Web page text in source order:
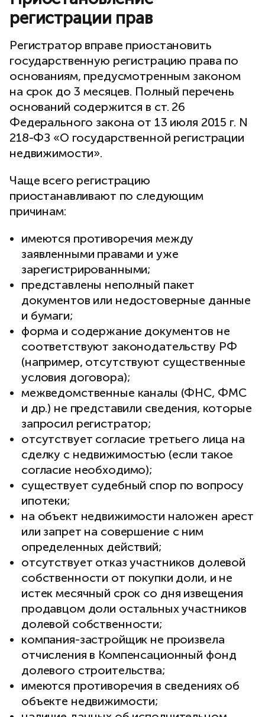
регистрации прав
Регистратор вправе приостановить
государственную регистрацию права по
основаниям, предусмотренным законом
на срок до 3 месяцев. Полный перечень
оснований содержится в ст. 26
Федерального закона от 13 июля 2015 г. N
218-ФЗ «О государственной регистрации
недвижимости».
Чаще всего регистрацию
приостанавливают по следующим
причинам:
имеются противоречия между
заявленными правами и уже
зарегистрированными;
представлены неполный пакет
документов или недостоверные данные
и бумаги;
форма и содержание документов не
соответствуют законодательству РФ
(например, отсутствуют существенные
условия договора);
межведомственные каналы (ФНС, ФМС
и др.) не представили сведения, которые
запросил регистратор;
отсутствует согласие третьего лица на
сделку с недвижимостью (если такое
согласие необходимо);
существует судебный спор по вопросу
ипотеки;
на объект недвижимости наложен арест
или запрет на совершение с ним
определенных действий;
отсутствует отказ участников долевой
собственности от покупки доли, и не
истек месячный срок со дня извещения
продавцом доли остальных участников
долевой собственности;
компания-застройщик не произвела
отчисления в Компенсационный фонд
долевого строительства;
имеются противоречия в сведениях об
объекте недвижимости;